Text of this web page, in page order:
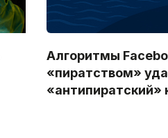
Алгоритмы
«пиратством»
«антипиратский»